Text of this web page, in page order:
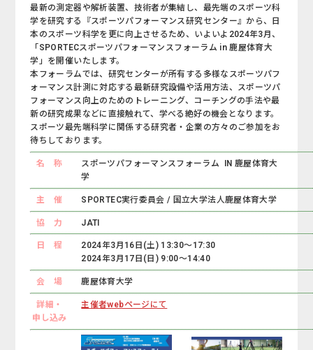
最新の測定器や解析装置、技術者が集結し、最先端のスポーツ科
学を研究する『スポーツパフォーマンス研究センター』から、日
本のスポーツ科学を更に向上させるため、いよいよ2024年3月、
「SPORTECスポーツパフォーマンスフォーラム in 鹿屋体育大
学」を開催いたします。
本フォーラムでは、研究センターが所有する多様なスポーツパフ
ォーマンス計測に対応する最新研究設備や活用方法、スポーツパ
フォーマンス向上のためのトレーニング、コーチングの手法や最
新の研究成果などに直接触れて、学べる絶好の機会となります。
スポーツ最先端科学に関係する研究者・企業の方々のご参加をお
待ちしております。
名 称
スポーツパフォーマンスフォーラム IN 鹿屋体育大
学
主 催 SPORTEC実行委員会 / 国立大学法人鹿屋体育大学
協 力 JATI
日 程
2024年3月16日(土) 13:30～17:30
2024年3月17日(日) 9:00～14:40
会 場 鹿屋体育大学
詳細・
申し込み
主催者webページにて